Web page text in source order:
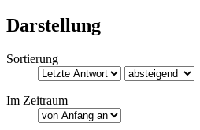
Darstellung
Sortierung
Im Zeitraum